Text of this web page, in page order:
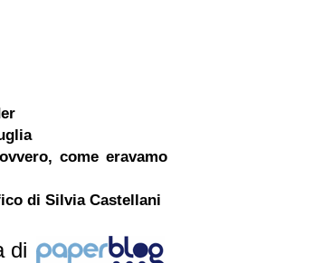
come eravamo
di Silvia Castellani
di